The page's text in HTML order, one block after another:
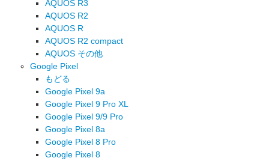
AQUOS R3
AQUOS R2
AQUOS R
AQUOS R2 compact
AQUOS その他
Google Pixel
もどる
Google Pixel 9a
Google Pixel 9 Pro XL
Google Pixel 9/9 Pro
Google Pixel 8a
Google Pixel 8 Pro
Google Pixel 8